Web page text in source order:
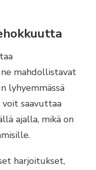
mahdollistavat
lyhyemmässä
voit saavuttaa
ajalla, mikä on
harjoitukset,